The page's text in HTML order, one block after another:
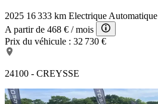
2025 16 333 km Electrique Automatique
A partir de 468 € / mois
Prix du véhicule : 32 730 €
24100 - CREYSSE